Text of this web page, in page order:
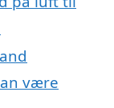
være